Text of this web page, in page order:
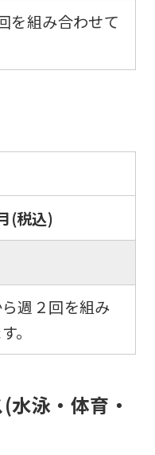
を組み合わせて
(税込)
週２回を組み
。
泳・体育・